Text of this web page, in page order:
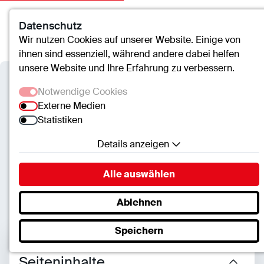
Kontakt Suche Menü
Verwaltung
Gesundheitscampus St.-Clemens
Geldern
Organisation & Verantwortung
Datenschutz
Wir nutzen Cookies auf unserer Website. Einige von
ihnen sind essenziell, während andere dabei helfen
unsere Website und Ihre Erfahrung zu verbessern.
Notwendige Cookies
Externe Medien
Statistiken
Details anzeigen
Notwendige Cookies
Essenzielle Cookies ermöglichen grundlegende
Funktionen und sind für die einwandfreie Funktion
der Website erforderlich.
SC.Cookie
Name:mscookie
Alle auswählen
Ablehnen
Speichern